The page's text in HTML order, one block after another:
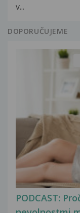
v...
DOPORUČUJEME
PODCAST: